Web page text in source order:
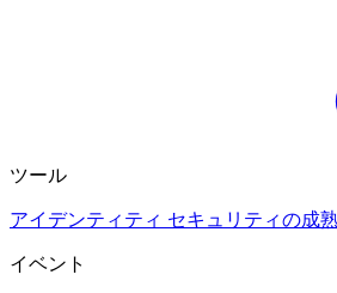
ツール
アイデンティティ セキュリティの成
イベント